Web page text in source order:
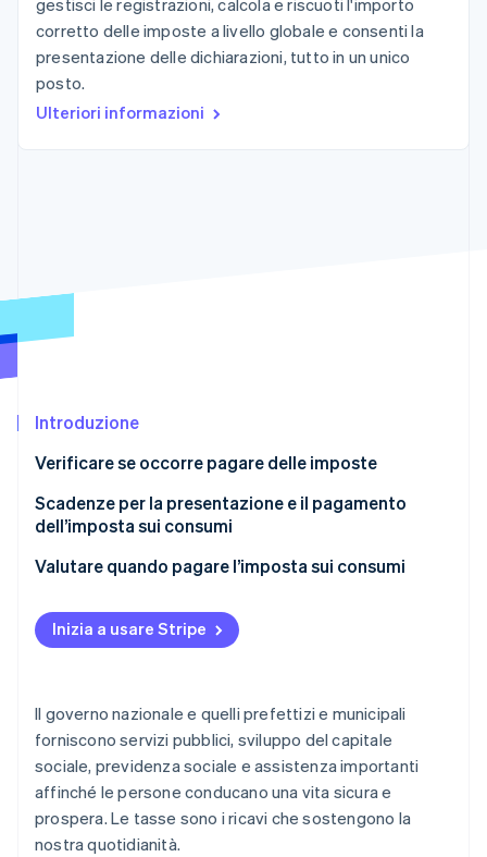
Scopri cosa ti aspetta
Prevenzione delle frodi
Costituzione di start-up
Climate
Ecosistema
Stripe App Marketplace
gestisci le registrazioni, calcola e riscuoti l'importo
corretto delle imposte a livello globale e consenti la
presentazione delle dichiarazioni, tutto in un unico
posto.
Ulteriori informazioni
Introduzione
Verificare se occorre pagare delle imposte
Quando non si è tenuti a presentare una
dichiarazione dell’imposta sui consumi delle società
Quando è necessario presentare una dichiarazione
Scadenze per la presentazione e il pagamento
dell’imposta sui consumi
Data di scadenza del pagamento e periodo
Disposizioni particolari per i periodi d’imposta
Valutare quando pagare l’imposta sui consumi
Inizia a usare Stripe
Il governo nazionale e quelli prefettizi e municipali
forniscono servizi pubblici, sviluppo del capitale
sociale, previdenza sociale e assistenza importanti
affinché le persone conducano una vita sicura e
prospera. Le tasse sono i ricavi che sostengono la
nostra quotidianità.